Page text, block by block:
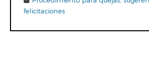
felicitaciones